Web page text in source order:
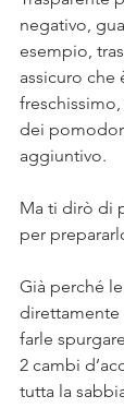
negativo,
esempio,
assicuro
dei
aggiuntivo.⠀
Ma ti dirò di
per
Già perché
direttamente
farle
2 cambi
tutta la